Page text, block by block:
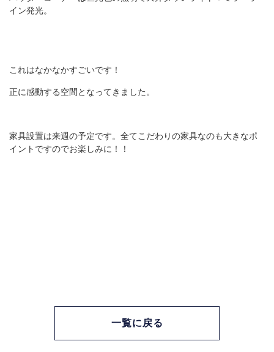
イン発光。
これはなかなかすごいです！
正に感動する空間となってきました。
家具設置は来週の予定です。全てこだわりの家具なのも大きなポ
イントですのでお楽しみに！！
一覧に戻る